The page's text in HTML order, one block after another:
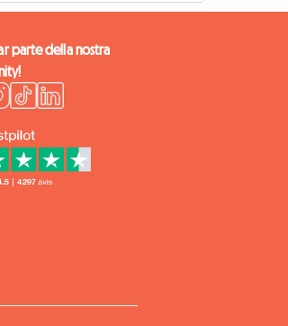
parte della nostra